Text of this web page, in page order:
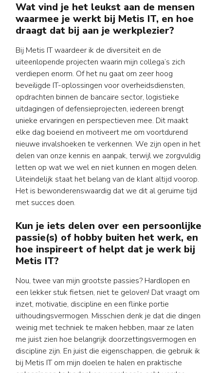
Wat vind je het leukst aan de mensen
waarmee je werkt bij Metis IT, en hoe
draagt dat bij aan je werkplezier?
Bij Metis IT waardeer ik de diversiteit en de
uiteenlopende projecten waarin mijn collega’s zich
verdiepen enorm. Of het nu gaat om zeer hoog
beveiligde IT-oplossingen voor overheidsdiensten,
opdrachten binnen de bancaire sector, logistieke
uitdagingen of defensieprojecten, iedereen brengt
unieke ervaringen en perspectieven mee. Dit maakt
elke dag boeiend en motiveert me om voortdurend
nieuwe invalshoeken te verkennen. We zijn open in het
delen van onze kennis en aanpak, terwijl we zorgvuldig
letten op wat we wel en niet kunnen en mogen delen.
Uiteindelijk staat het belang van de klant altijd voorop.
Het is bewonderenswaardig dat we dit al geruime tijd
met succes doen.
Kun je iets delen over een persoonlijke
passie(s) of hobby buiten het werk, en
hoe inspireert of helpt dat je werk bij
Metis IT?
Nou, twee van mijn grootste passies? Hardlopen en
een lekker stuk fietsen, niet te geloven! Dat vraagt om
inzet, motivatie, discipline en een flinke portie
uithoudingsvermogen. Misschien denk je dat die dingen
weinig met techniek te maken hebben, maar ze laten
me juist zien hoe belangrijk doorzettingsvermogen en
discipline zijn. En juist die eigenschappen, die gebruik ik
bij Metis IT om mijn doelen te halen en praktische